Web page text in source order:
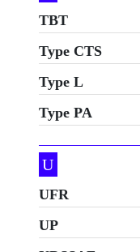
TBT
Type CTS
Type L
Type PA
U
UFR
UP